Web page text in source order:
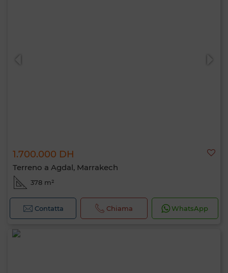
1.700.000 DH
Terreno a Agdal, Marrakech
378 m²
Contatta Chiama WhatsApp